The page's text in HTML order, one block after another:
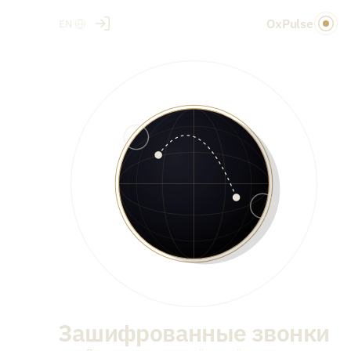
OxPulse
EN
Зашифрованные звонки